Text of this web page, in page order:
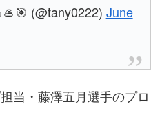
(@tany0222) June
当・藤澤五月選手のプロ